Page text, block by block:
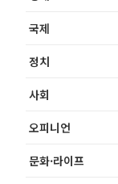
국제
정치
사회
오피니언
문화·라이프